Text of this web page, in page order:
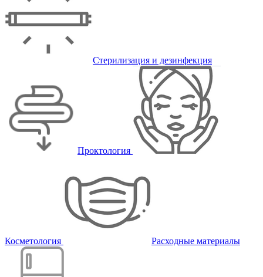
Стерилизация и дезинфекция
Проктология
Косметология Расходные материалы